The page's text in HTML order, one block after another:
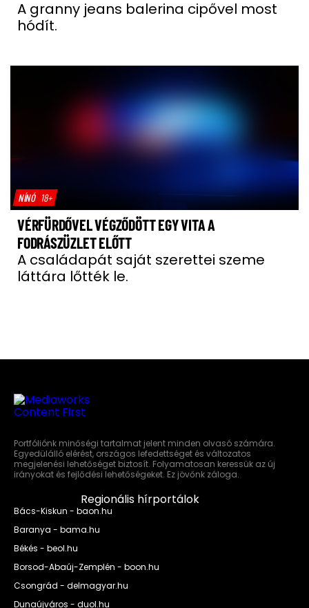
A granny jeans balerina cipővel most
hódít.
NÍNÓ 18+
VÉRFÜRDŐVEL VÉGZŐDÖTT EGY VITA A
FODRÁSZÜZLET ELŐTT
A családapát saját szerettei szeme
láttára lőtték le.
Portfóliónk minőségi tartalmat jelent minden olvasó számára.
Egyedülálló elérést, országos lefedettséget és változatos
megjelenési lehetőséget biztosít. Folyamatosan keressük az új
irányokat és fejlődési lehetőségeket. Ez jövőnk záloga.
Regionális hírportálok
Bács-Kiskun - baon.hu
Baranya - bama.hu
Békés - beol.hu
Borsod-Abaúj-Zemplén - boon.hu
Csongrád - delmagyar.hu
Dunaújváros - duol.hu